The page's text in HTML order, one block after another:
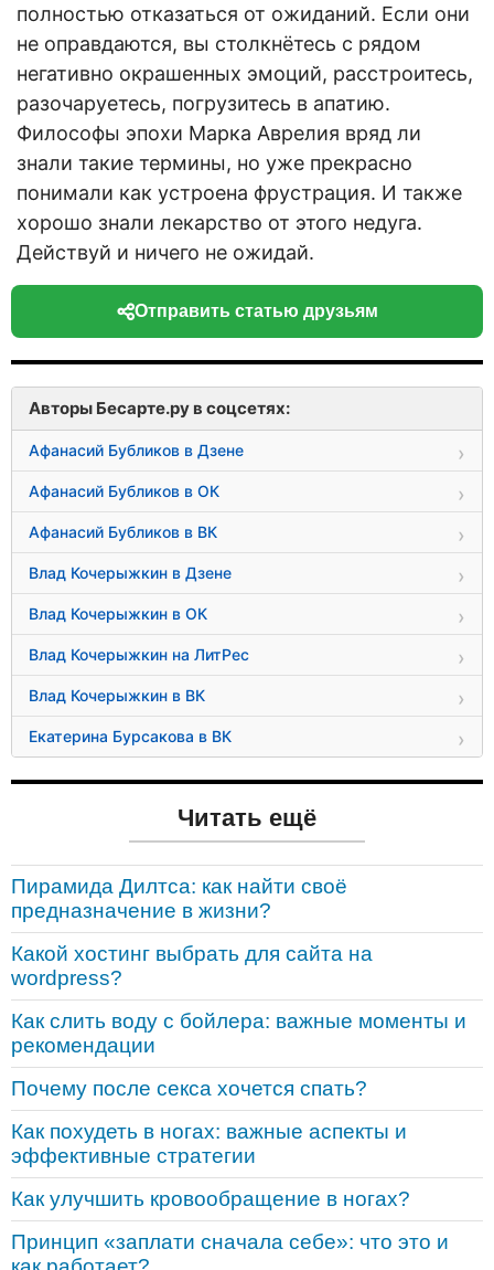
полностью отказаться от ожиданий. Если они
не оправдаются, вы столкнётесь с рядом
негативно окрашенных эмоций, расстроитесь,
разочаруетесь, погрузитесь в апатию.
Философы эпохи Марка Аврелия вряд ли
знали такие термины, но уже прекрасно
понимали как устроена фрустрация. И также
хорошо знали лекарство от этого недуга.
Действуй и ничего не ожидай.
Отправить статью друзьям
Авторы Бесарте.ру в соцсетях:
Афанасий Бубликов в Дзене
Афанасий Бубликов в ОК
Афанасий Бубликов в ВК
Влад Кочерыжкин в Дзене
Влад Кочерыжкин в ОК
Влад Кочерыжкин на ЛитРес
Влад Кочерыжкин в ВК
Екатерина Бурсакова в ВК
Читать ещё
Пирамида Дилтса: как найти своё
предназначение в жизни?
Какой хостинг выбрать для сайта на
wordpress?
Как слить воду с бойлера: важные моменты и
рекомендации
Почему после секса хочется спать?
Как похудеть в ногах: важные аспекты и
эффективные стратегии
Как улучшить кровообращение в ногах?
Принцип «заплати сначала себе»: что это и